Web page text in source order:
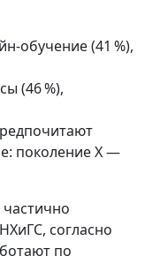
(41 %),
(46 %),
поколение Х —
согласно
по